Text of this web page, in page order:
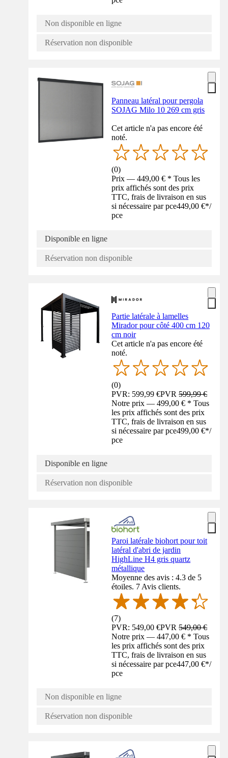
Non disponible en ligne
Réservation non disponible
Panneau latéral pour pergola
SOJAG Milo 10 269 cm gris
Cet article n'a pas encore été
noté.
(0)
Prix — 449,00 € * Tous les
prix affichés sont des prix
TTC, frais de livraison en sus
si nécessaire par pce449,00 €*/
pce
Disponible en ligne
Réservation non disponible
Partie latérale à lamelles
Mirador pour côté 400 cm 120
cm noir
Cet article n'a pas encore été
noté.
(0)
PVR: 599,99 €PVR599,99 €
Notre prix — 499,00 € * Tous
les prix affichés sont des prix
TTC, frais de livraison en sus
si nécessaire par pce499,00 €*/
pce
Disponible en ligne
Réservation non disponible
Paroi latérale biohort pour toit
latéral d'abri de jardin
HighLine H4 gris quartz
métallique
Moyenne des avis : 4.3 de 5
étoiles. 7 Avis clients.
(7)
PVR: 549,00 €PVR549,00 €
Notre prix — 447,00 € * Tous
les prix affichés sont des prix
TTC, frais de livraison en sus
si nécessaire par pce447,00 €*/
pce
Non disponible en ligne
Réservation non disponible